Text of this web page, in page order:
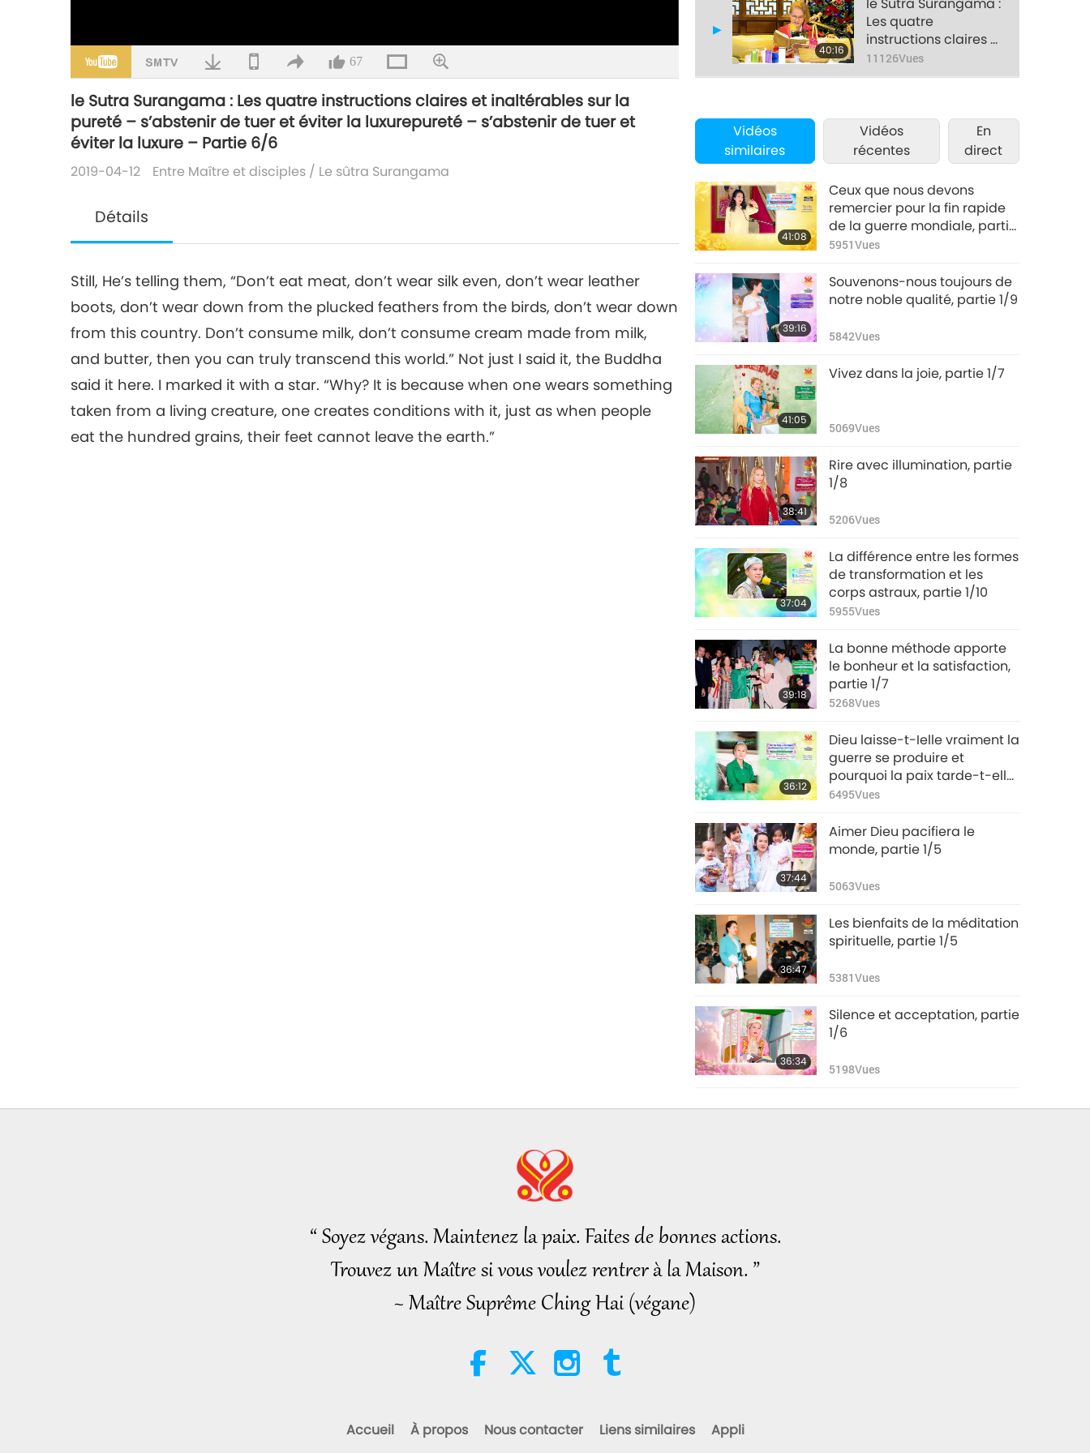
67
le Sutra Surangama : Les quatre instructions claires et inaltérables sur la
pureté – s’abstenir de tuer et éviter la luxurepureté – s’abstenir de tuer et
éviter la luxure – Partie 6/6
2019-04-12 Entre Maître et disciples / Le sûtra Surangama
Détails
Still, He’s telling them, “Don’t eat meat, don’t wear silk even, don’t wear leather
boots, don’t wear down from the plucked feathers from the birds, don’t wear down
from this country. Don’t consume milk, don’t consume cream made from milk,
and butter, then you can truly transcend this world.” Not just I said it, the Buddha
said it here. I marked it with a star. “Why? It is because when one wears something
taken from a living creature, one creates conditions with it, just as when people
eat the hundred grains, their feet cannot leave the earth.”
luxurepureté –
s’abstenir de tuer et
éviter la luxure –
40:16
Les quatre
instructions claires et
inaltérables sur la
pureté – s’abstenir
s’abstenir de tuer et
éviter la luxure –
Partie 6/6
11126Vues
Vidéos
similaires
Vidéos
récentes
En
direct
41:08
Ceux que nous devons
remercier pour la fin rapide
de la guerre mondiale, partie
1/3
5951Vues
39:16
Souvenons-nous toujours de
notre noble qualité, partie 1/9
5842Vues
41:05
Vivez dans la joie, partie 1/7
5069Vues
38:41
Rire avec illumination, partie
1/8
5206Vues
37:04
La différence entre les formes
de transformation et les
corps astraux, partie 1/10
5955Vues
39:18
La bonne méthode apporte
le bonheur et la satisfaction,
partie 1/7
5268Vues
36:12
Dieu laisse-t-Ielle vraiment la
guerre se produire et
pourquoi la paix tarde-t-elle
tant à venir ?, partie 1/4
6495Vues
37:44
Aimer Dieu pacifiera le
monde, partie 1/5
5063Vues
36:47
Les bienfaits de la méditation
spirituelle, partie 1/5
5381Vues
36:34
Silence et acceptation, partie
1/6
5198Vues
“ Soyez végans. Maintenez la paix. Faites de bonnes actions.
Trouvez un Maître si vous voulez rentrer à la Maison. ”
~ Maître Suprême Ching Hai (végane)
Accueil À propos Nous contacter Liens similaires Appli